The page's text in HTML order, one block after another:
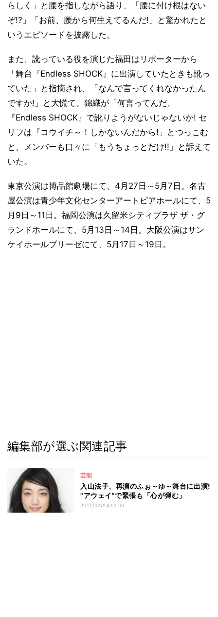
らしく」と腰を指しながら語り、「腰に付け根はない
ぞ!?」「お前、腰から何生えてるんだ!」と驚かれたと
いうエピソードを披露した。
また、訛っている役を演じた福田はリポーターから
「舞台『Endless SHOCK』に出演していたときも訛っ
ていた」と指摘され、「なんで言ってくれなかったん
ですか!」と大慌て。錦織が「何言ってんだ、
『Endless SHOCK』で訛りようがないじゃないか! セ
リフは『コウイチ～！しかないんだから!」とつっこむ
と、メンバーも口々に「もうちょっとだけ!!」と訴えて
いた。
東京公演は博品館劇場にて、4月27日～5月7日。名古
屋公演は青少年文化センターアートピアホールにて、5
月9日～11日。福岡公演は久留米シティプラザ ザ・グ
ランドホールにて、5月13日～14日。大阪公演はサン
ケイホールブリーゼにて、5月17日～19日。
編集部が選ぶ関連記事
芸能
入山法子、再演のふぉ～ゆ～舞台に出演!
"アウェイ"で緊張も「心が弾む」
2017/02/24 12:00